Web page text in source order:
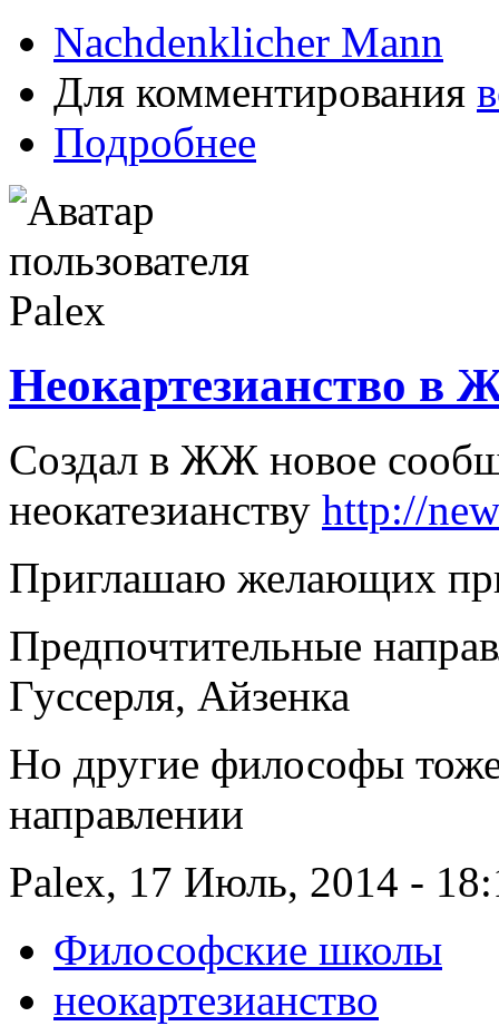
Nachdenklicher Mann
Для комментирования
Подробнее
Неокартезианство в
Создал в ЖЖ новое
неокатезианству http://
Приглашаю желающих
Предпочтительные
Гуссерля, Айзенка
Но другие философы
направлении
Palex, 17 Июль, 2014 -
Философские школы
неокартезианство